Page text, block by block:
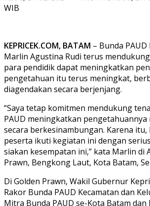
WIB
KEPRICEK.COM, BATAM – Bunda
Marlin Agustina Rudi terus
para pendidik dapat meningkatkan
pengetahuan itu terus meningkat,
diagendakan secara berjenjang.
“Saya tetap komitmen mendukung
PAUD meningkatkan
secara berkesinambungan. Karena itu,
peserta ikuti kegiatan ini dengan
siakan kesempatan ini,” kata Marlin di
Prawn, Bengkong Laut, Kota Batam,
Di Golden Prawn, Wakil Gubernur
Rakor Bunda PAUD Kecamatan dan
Mitra Bunda PAUD se-Kota Batam